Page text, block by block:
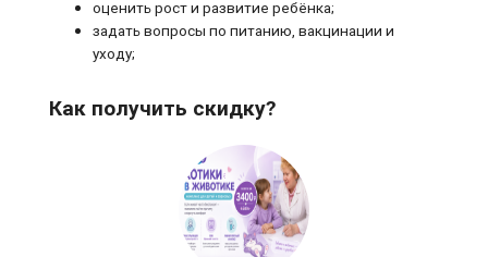
оценить рост и развитие ребёнка;
задать вопросы по питанию, вакцинации и
уходу;
Как получить скидку?